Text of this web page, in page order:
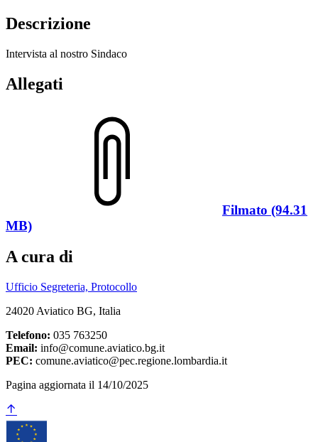
Descrizione
Intervista al nostro Sindaco
Allegati
Filmato (94.31
MB)
A cura di
Ufficio Segreteria, Protocollo
24020 Aviatico BG, Italia
Telefono: 035 763250
Email: info@comune.aviatico.bg.it
PEC: comune.aviatico@pec.regione.lombardia.it
Pagina aggiornata il 14/10/2025